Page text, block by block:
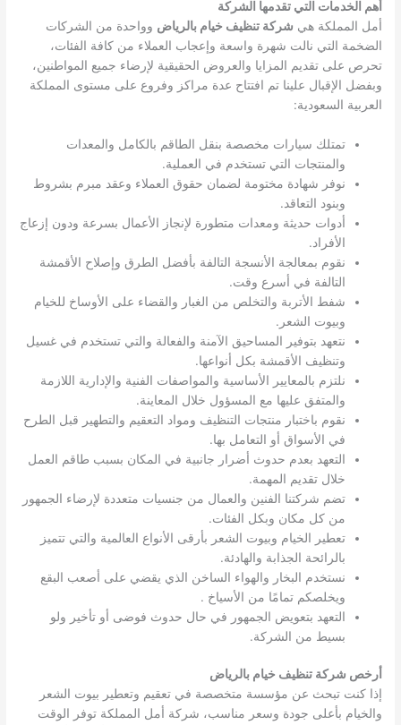
أهم الخدمات التي تقدمها الشركة
أمل المملكة هي شركة تنظيف خيام بالرياض وواحدة من الشركات
الضخمة التي نالت شهرة واسعة وإعجاب العملاء من كافة الفئات،
تحرص على تقديم المزايا والعروض الحقيقية لإرضاء جميع المواطنين،
وبفضل الإقبال علينا تم افتتاح عدة مراكز وفروع على مستوى المملكة
العربية السعودية:
تمتلك سيارات مخصصة بنقل الطاقم بالكامل والمعدات
والمنتجات التي تستخدم في العملية.
نوفر شهادة مختومة لضمان حقوق العملاء وعقد مبرم بشروط
وبنود التعاقد.
أدوات حديثة ومعدات متطورة لإنجاز الأعمال بسرعة ودون إزعاج
الأفراد.
نقوم بمعالجة الأنسجة التالفة بأفضل الطرق وإصلاح الأقمشة
التالفة في أسرع وقت.
شفط الأتربة والتخلص من الغبار والقضاء على الأوساخ للخيام
وبيوت الشعر.
نتعهد بتوفير المساحيق الآمنة والفعالة والتي تستخدم في غسيل
وتنظيف الأقمشة بكل أنواعها.
نلتزم بالمعايير الأساسية والمواصفات الفنية والإدارية اللازمة
والمتفق عليها مع المسؤول خلال المعاينة.
نقوم باختبار منتجات التنظيف ومواد التعقيم والتطهير قبل الطرح
في الأسواق أو التعامل بها.
التعهد بعدم حدوث أضرار جانبية في المكان بسبب طاقم العمل
خلال تقديم المهمة.
تضم شركتنا الفنين والعمال من جنسيات متعددة لإرضاء الجمهور
من كل مكان وبكل الفئات.
تعطير الخيام وبيوت الشعر بأرقى الأنواع العالمية والتي تتميز
بالرائحة الجذابة والهادئة.
نستخدم البخار والهواء الساخن الذي يقضي على أصعب البقع
ويخلصكم تمامًا من الأسياخ .
التعهد بتعويض الجمهور في حال حدوث فوضى أو تأخير ولو
بسيط من الشركة.
أرخص شركة تنظيف خيام بالرياض
إذا كنت تبحث عن مؤسسة متخصصة في تعقيم وتعطير بيوت الشعر
والخيام بأعلى جودة وسعر مناسب، شركة أمل المملكة توفر الوقت